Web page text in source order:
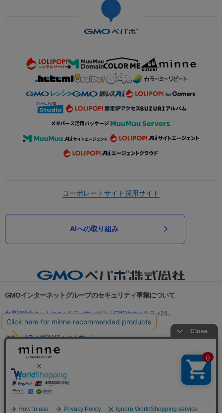
コーポレートサイト採用サイト
AIへの取り組み
GMOインターネットグループのセキュリティ事業について
世界初総合ネットセキュリティサービス「GMOセキュリティ24」
パスワード漏洩診断
Webサイトリスク診断
セキュリティ相談AIチャットボット
実在証明・盗聴対策
サイバー攻撃対策（GMO Flatt Security）
セキュリティ事業の軌跡